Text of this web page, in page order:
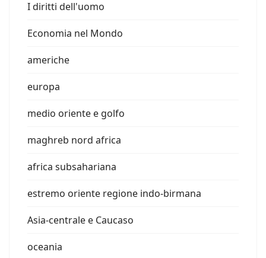
I diritti dell'uomo
Economia nel Mondo
americhe
europa
medio oriente e golfo
maghreb nord africa
africa subsahariana
estremo oriente regione indo-birmana
Asia-centrale e Caucaso
oceania